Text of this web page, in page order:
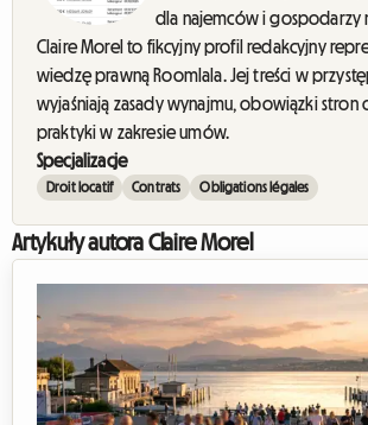
dla najemców i gospodarzy
Claire Morel to fikcyjny profil redakcyjny
wiedzę prawną Roomlala. Jej treści w
wyjaśniają zasady wynajmu, obowiązki stron
praktyki w zakresie umów.
Specjalizacje
Droit locatif Contrats Obligations légales
Artykuły autora Claire Morel